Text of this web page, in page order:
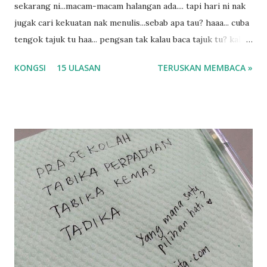
sekarang ni...macam-macam halangan ada.... tapi hari ni nak
jugak cari kekuatan nak menulis...sebab apa tau? haaa... cuba
tengok tajuk tu haa... pengsan tak kalau baca tajuk tu? kalau
tau? yang sebut tu anak aku....diulangi ANAK AKU ....adoiiii
balik keja aku ajak la shah singgah Giant beli barang
sikit...dalam perjalanan dari dalam kereta tu biasalah kan
kami memang akan pimpin anak-anak jalan sampai masuk
dalam... dan kebiasanya bagi anak 4 macam kami ni bahagi-
bahagi lah siapa nak pimpin siapa... dan biasanya aku akan
dukung adik hadi sambil pimpin kakak husna... yang abg
ngah dengan abg long terserah pada shah la pulak.. tapi
kalau ikut anak-anak semua nak ummi pimpin... ajer rebeh
KONGSI 15 ULASAN TERUSKAN MEMBACA »